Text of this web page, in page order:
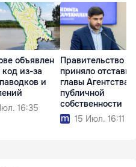
объявлен
из-за
и
16:35
Правительство
приняло отставку
главы Агентства
публичной
собственности
15 Июл. 16:11